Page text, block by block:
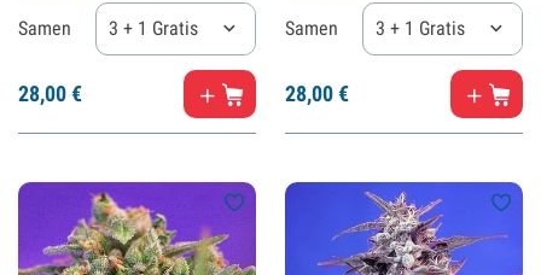
Samen 3 + 1 Gratis
28,00€
Samen 3 + 1 Gratis
28,00€